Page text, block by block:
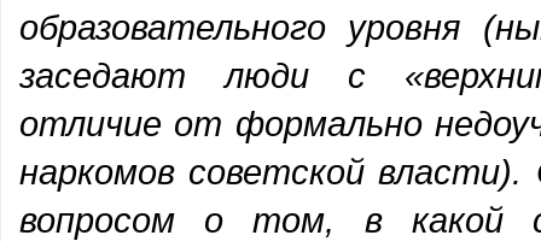
образовательного уровня
заседают люди с
отличие от формально
наркомов советской
вопросом о том, в какой